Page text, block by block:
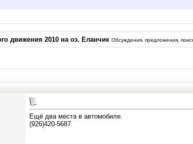
движения 2010 на оз. Еланчик Обсуждения, предложения, поиск
Ещё два места в автомобиле.
(926)420-5687